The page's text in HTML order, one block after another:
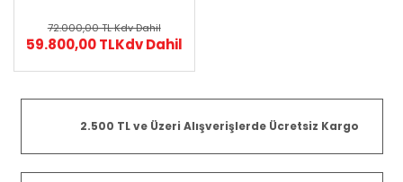
72.000,00 TLKdv Dahil
59.800,00 TLKdv Dahil
2.500 TL ve Üzeri Alışverişlerde Ücretsiz Kargo